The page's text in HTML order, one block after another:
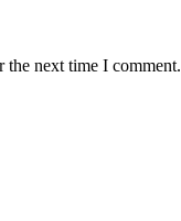
the next time I comment.